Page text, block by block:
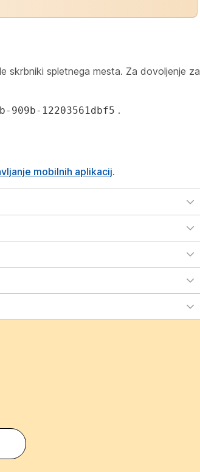
skrbniki spletnega mesta. Za dovoljenje za
909b-12203561dbf5 .
mobilnih aplikacij.